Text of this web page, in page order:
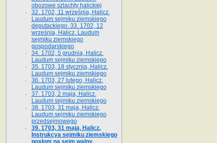
obozowe szlachty halickiej
32. 1702, 11 września, Halicz.
Laudum sejmiku ziemskiego
deputackiego. 33. 1702, 12
września, Halicz. Laudum
sejmiku ziemskiego
gospodarskiego
34. 1702, 5 grudnia, Halicz.
Laudum sejmiku ziemskiego
35. 1703, 18 stycznia, Halicz.
Laudum sejmiku ziemskiego
36. 1703, 27 lutego, Halicz.
Laudum sejmiku ziemskiego
37. 1703, 2 maja, Halicz.
Laudum sejmiku ziemskiego
38. 1703, 31 maja, Halicz.
Laudum sejmiku ziemskiego
przedsejmowego
39. 1703, 31 maja, Halicz.
Instrukcya sejmiku ziemskiego
posłom na sejm walny